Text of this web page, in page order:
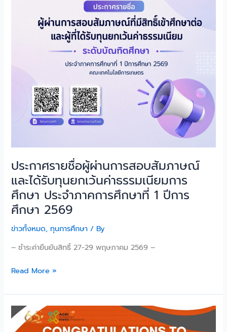
ประกาศรายชื่อผู้ผ่านการสอบสัมภาษณ์
และได้รับทุนยกเว้นค่าธรรมเนียมการ
ศึกษา ประจำภาคการศึกษาที่ 1 ปีการ
ศึกษา 2569
ข่าวทั้งหมด, ทุนการศึกษา / By
– ชำระค่ายืนยันสิทธิ์ 27-29 พฤษภาคม 2569 –
ยกเว้น
การ
ศึกษา
ประจำ
ภาค
การ
ศึกษา
1
การ
2569
Read More »
คณะ
เทคโนโลยี